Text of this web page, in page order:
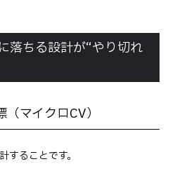
落ちる設計が“やり切れ
マイクロCV）
することです。